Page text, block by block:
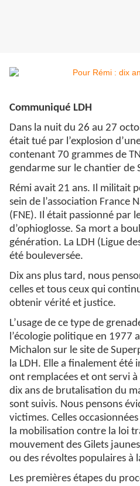
Communiqué LDH
Dans la nuit du 26 au 27
était tué par l’explosion
contenant 70 grammes de
gendarme sur le chantier de
Rémi avait 21 ans. Il militait
sein de l’association France
(FNE). Il était passionné par
d’ophioglosse. Sa mort a
génération. La LDH (Ligue
été bouleversée.
Dix ans plus tard, nous
celles et tous ceux qui
obtenir vérité et justice.
L’usage de ce type de
l’écologie politique en 1977
Michalon sur le site de
la LDH. Elle a finalement été
ont remplacées et ont servi
dix ans de brutalisation du
sont suivis. Nous pensons
victimes. Celles
la mobilisation contre la loi
mouvement des Gilets
ou des révoltes populaires à
Les premières étapes du